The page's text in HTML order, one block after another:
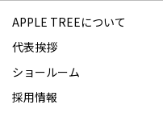
APPLE TREEについて
代表挨拶
ショールーム
採用情報